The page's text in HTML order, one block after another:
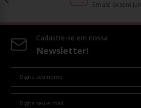
Em até 6x sem
Cadastre-se em nossa
Newsletter!